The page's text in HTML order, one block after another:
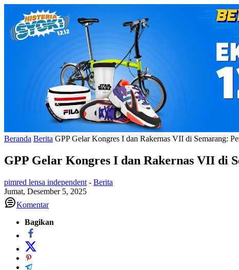
Beranda Berita GPP Gelar Kongres I dan Rakernas VII di Semarang:
GPP Gelar Kongres I dan Rakernas VII di
pimred lensa independent - Berita
Jumat, Desember 5, 2025
Komentar
Bagikan